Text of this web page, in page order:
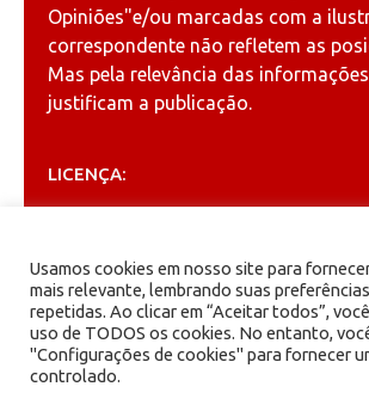
Opiniões"e/ou marcadas com a
correspondente não refletem as
Mas pela relevância das
justificam a publicação.
LICENÇA:
Creative Commons
ARQUIVOS
Arquivos
Usamos cookies em nosso site para
mais relevante, lembrando suas
repetidas. Ao clicar em “Aceitar todos”,
uso de TODOS os cookies. No entanto,
"Configurações de cookies" para fornecer
controlado.